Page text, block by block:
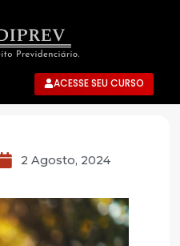
ACESSE SEU CURSO
2 Agosto, 2024